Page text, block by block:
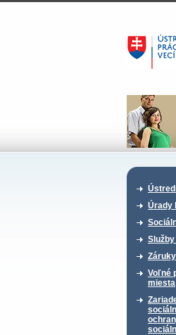
Úrady
Voľné
miesta